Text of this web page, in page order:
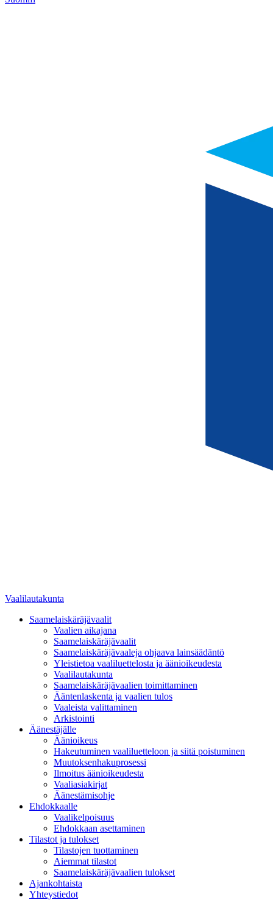
Vaalilautakunta
Saamelaiskäräjävaalit
Vaalien aikajana
Saamelaiskäräjävaalit
Saamelaiskäräjävaaleja ohjaava lainsäädäntö
Yleistietoa vaaliluettelosta ja äänioikeudesta
Vaalilautakunta
Saamelaiskäräjävaalien toimittaminen
Ääntenlaskenta ja vaalien tulos
Vaaleista valittaminen
Arkistointi
Äänestäjälle
Äänioikeus
Hakeutuminen vaaliluetteloon ja siitä poistuminen
Muutoksenhakuprosessi
Ilmoitus äänioikeudesta
Vaaliasiakirjat
Äänestämisohje
Ehdokkaalle
Vaalikelpoisuus
Ehdokkaan asettaminen
Tilastot ja tulokset
Tilastojen tuottaminen
Aiemmat tilastot
Saamelaiskäräjävaalien tulokset
Ajankohtaista
Yhteystiedot